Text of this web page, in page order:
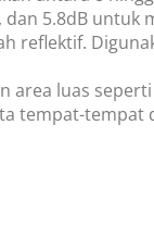
5.8dB
reflektif.
area luas
tempat-